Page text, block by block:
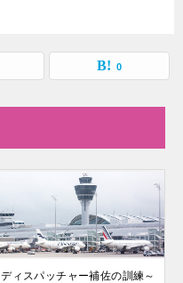
0
ディスパッチャー補佐の訓練～